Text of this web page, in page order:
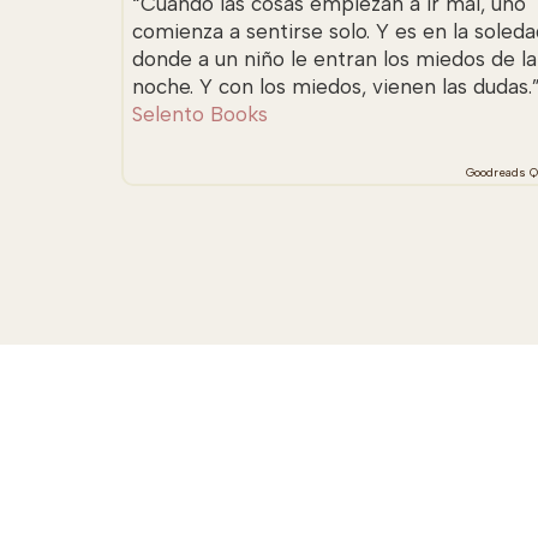
comienza a sentirse solo. Y es en la
donde a un niño le entran los miedos de la
noche. Y con los miedos, vienen las
Selento Books
Goodreads